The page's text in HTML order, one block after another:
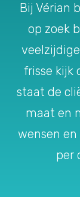
Bij Vérian
op zoek
frisse kijk
staat de
maat en
wensen
per